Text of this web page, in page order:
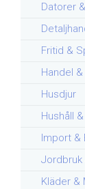
Datorer
Fritid &
Handel
Husdjur
Hushåll
Import &
Jordbruk
Kläder &